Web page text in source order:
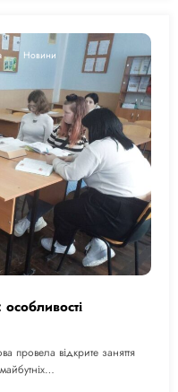
Новини
провела відкрите заняття